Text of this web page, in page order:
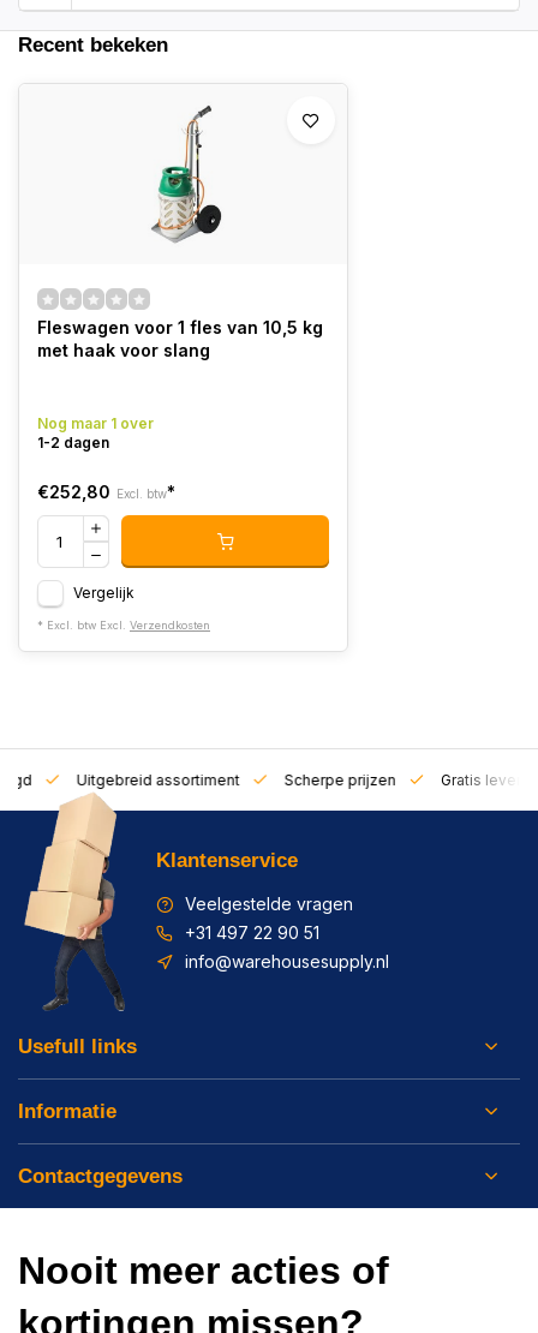
Recent bekeken
Fleswagen voor 1 fles van 10,5 kg
met haak voor slang
Nog maar 1 over
1-2 dagen
€252,80 Excl. btw*
Vergelijk
* Excl. btw Excl. Verzendkosten
Uitgebreid assortiment Scherpe prijzen Gratis
Klantenservice
Veelgestelde vragen
+31 497 22 90 51
info@warehousesupply.nl
Usefull links
Informatie
Contactgegevens
Nooit meer acties of
kortingen missen?